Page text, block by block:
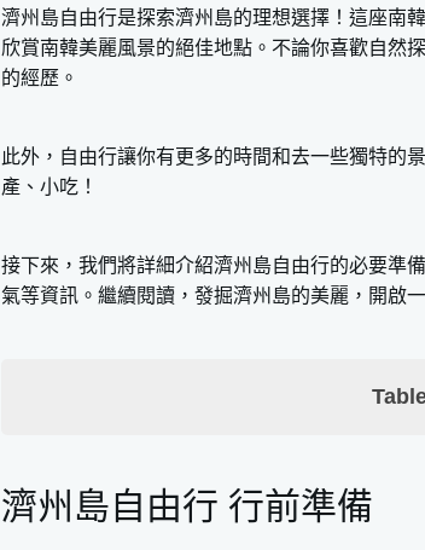
濟州島自由行是探索濟州島的理想選擇！這座南
欣賞南韓美麗風景的絕佳地點。不論你喜歡自然
的經歷。
此外，自由行讓你有更多的時間和去一些獨特的
產、小吃！
接下來，我們將詳細介紹濟州島自由行的必要準
氣等資訊。繼續閱讀，發掘濟州島的美麗，開啟
濟州島自由行 行前準備
1.簽證
濟州島自由行 行前準備